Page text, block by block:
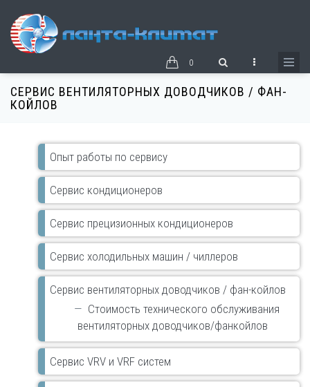
основному
0
СЕРВИС ВЕНТИЛЯТОРНЫХ ДОВОДЧИКОВ / ФАН-
КОЙЛОВ
Основная
навигация
Опыт работы по сервису
Сервис кондиционеров
Сервис прецизионных кондиционеров
Сервис холодильных машин / чиллеров
Сервис вентиляторных доводчиков / фан-койлов
Стоимость технического обслуживания
вентиляторных доводчиков/фанкойлов
Сервис VRV и VRF систем